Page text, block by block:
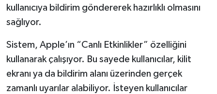
kullanıcıya bildirim göndererek hazırlıklı olmasını
sağlıyor.
Sistem, Apple’ın “Canlı Etkinlikler” özelliğini
kullanarak çalışıyor. Bu sayede kullanıcılar, kilit
ekranı ya da bildirim alanı üzerinden gerçek
zamanlı uyarılar alabiliyor. İsteyen kullanıcılar